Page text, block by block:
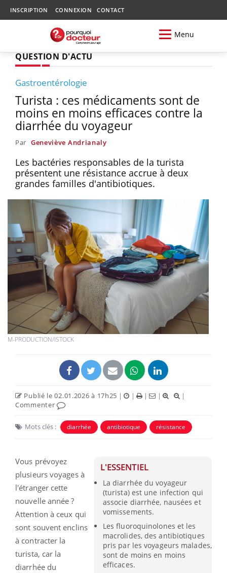
INSCRIPTION CONNEXION CONTACT
Menu
QUESTION D'ACTU
Gastroentérologie
Turista : ces médicaments sont de
moins en moins efficaces contre la
diarrhée du voyageur
Par Geneviève Andrianaly
Les bactéries responsables de la turista
présentent une résistance accrue à deux
grandes familles d'antibiotiques.
M-PRODUCTION/ISTOCK
Publié le 02.01.2026 à 17h25 | | | |
|
Commenter
Mots clés : diarrhée antibiotique résistance
L'ESSENTIEL
La diarrhée du voyageur
(turista) est une infection qui
associe diarrhée, nausées et
vomissements.
Les fluoroquinolones et les
macrolides, des antibiotiques
pris par les voyageurs malades,
sont de moins en moins
efficaces.
Vous prévoyez
plusieurs voyages à
l'étranger cette
nouvelle année ?
Attention à ceux qui
sont souvent enclins
à contracter la
turista, car la
diarrhée du